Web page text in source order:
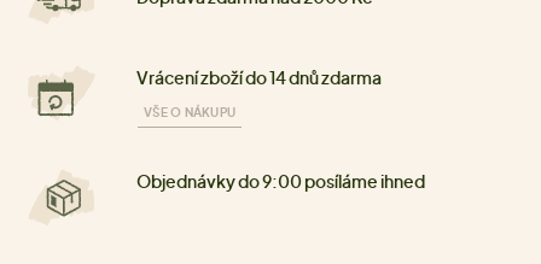
Vrácení zboží do 14 dnů zdarma
VŠE O NÁKUPU
Objednávky do 9:00 posíláme ihned